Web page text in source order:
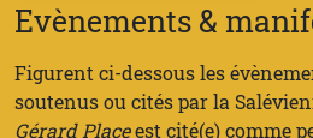
Evènements &
Figurent ci-dessous les
soutenus ou cités par la
Gérard Placeest cité(e) comme